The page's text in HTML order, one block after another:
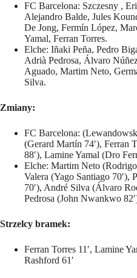
FC Barcelona: Szczesny ,
Alejandro Balde, Jules
De Jong, Fermín López,
Yamal, Ferran Torres.
Elche: Iñaki Peña, Pedro
Adrià Pedrosa, Álvaro
Aguado, Martim Neto,
Silva.
Zmiany:
FC Barcelona:
(Gerard Martín 74′), Ferran
88′), Lamine Yamal (Dro
Elche: Martim Neto
Valera (Yago Santiago 70′),
70′), André Silva (Álvaro
Pedrosa (John Nwankwo
Strzelcy bramek:
Ferran Torres 11′, Lamine
Rashford 61′